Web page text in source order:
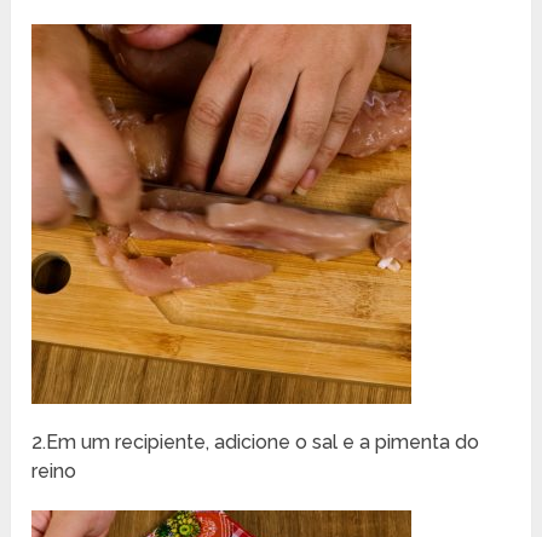
2.Em um recipiente, adicione o sal e a pimenta do
reino